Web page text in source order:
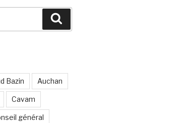
Bazin Auchan
Cavam
général